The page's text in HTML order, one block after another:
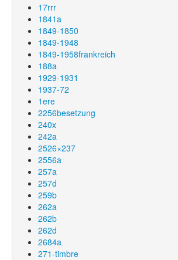
17rrr
1841a
1849-1850
1849-1948
1849-1958frankreich
188a
1929-1931
1937-72
1ere
2256besetzung
240x
242a
2526×237
2556a
257a
257d
259b
262a
262b
262d
2684a
271-timbre